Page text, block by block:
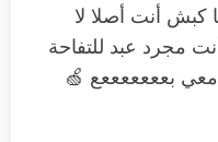
أنت أصلا لا
مجرد عبد للتفاحة
معي بعععععععع 🍏